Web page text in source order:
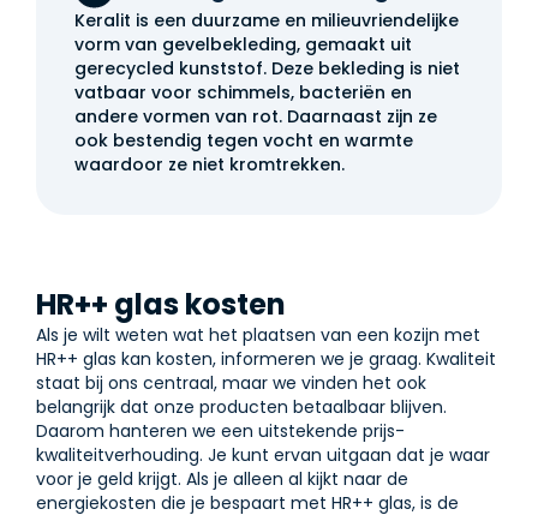
Keralit is een duurzame en milieuvriendelijke
vorm van gevelbekleding, gemaakt uit
gerecycled kunststof. Deze bekleding is niet
vatbaar voor schimmels, bacteriën en
andere vormen van rot. Daarnaast zijn ze
ook bestendig tegen vocht en warmte
waardoor ze niet kromtrekken.
HR++ glas kosten
Als je wilt weten wat het plaatsen van een kozijn met
HR++ glas kan kosten, informeren we je graag. Kwaliteit
staat bij ons centraal, maar we vinden het ook
belangrijk dat onze producten betaalbaar blijven.
Daarom hanteren we een uitstekende prijs-
kwaliteitverhouding. Je kunt ervan uitgaan dat je waar
voor je geld krijgt. Als je alleen al kijkt naar de
energiekosten die je bespaart met HR++ glas, is de